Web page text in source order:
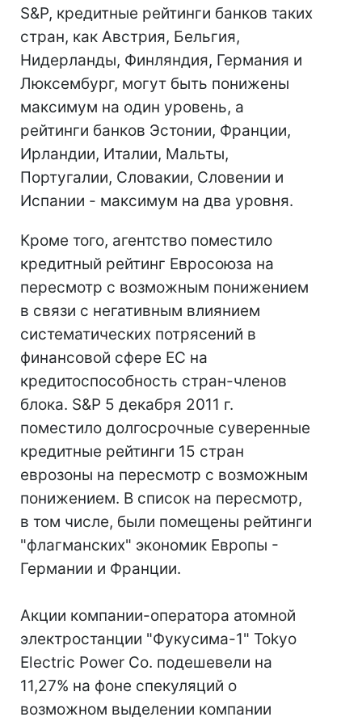
S&P, кредитные рейтинги банков таких
стран, как Австрия, Бельгия,
Нидерланды, Финляндия, Германия и
Люксембург, могут быть понижены
максимум на один уровень, а
рейтинги банков Эстонии, Франции,
Ирландии, Италии, Мальты,
Португалии, Словакии, Словении и
Испании - максимум на два уровня.
Кроме того, агентство поместило
кредитный рейтинг Евросоюза на
пересмотр с возможным понижением
в связи с негативным влиянием
систематических потрясений в
финансовой сфере ЕС на
кредитоспособность стран-членов
блока. S&P 5 декабря 2011 г.
поместило долгосрочные суверенные
кредитные рейтинги 15 стран
еврозоны на пересмотр с возможным
понижением. В список на пересмотр,
в том числе, были помещены рейтинги
"флагманских" экономик Европы -
Германии и Франции.
Акции компании-оператора атомной
электростанции "Фукусима-1" Tokyo
Electric Power Co. подешевели на
11,27% на фоне спекуляций о
возможном выделении компании